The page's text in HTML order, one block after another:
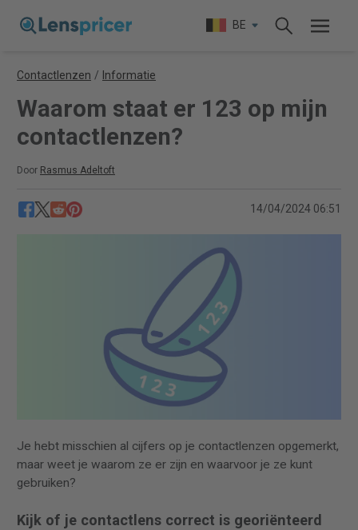
BE
Contactlenzen / Informatie
Waarom staat er 123 op mijn
contactlenzen?
Door Rasmus Adeltoft
14/04/2024 06:51
Je hebt misschien al cijfers op je contactlenzen opgemerkt,
maar weet je waarom ze er zijn en waarvoor je ze kunt
gebruiken?
Kijk of je contactlens correct is georiënteerd